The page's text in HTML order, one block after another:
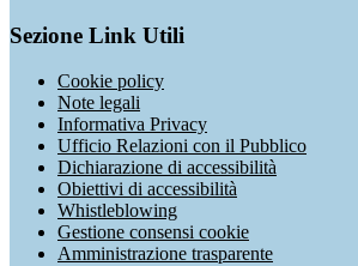
Sezione Link Utili
Cookie policy
Note legali
Informativa Privacy
Ufficio Relazioni con il Pubblico
Dichiarazione di accessibilità
Obiettivi di accessibilità
Whistleblowing
Gestione consensi cookie
Amministrazione trasparente